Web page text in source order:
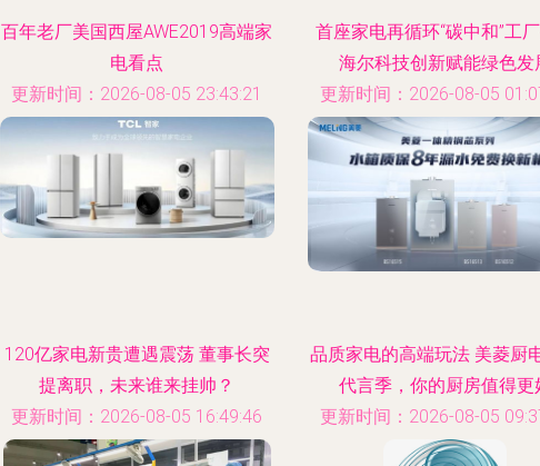
百年老厂美国西屋AWE2019高端家
电看点
更新时间：2026-08-05 23:43:21
首座家电再循环“碳中和”工
海尔科技创新赋能绿色发
更新时间：2026-08-05
120亿家电新贵遭遇震荡 董事长突
提离职，未来谁来挂帅？
更新时间：2026-08-05 16:49:46
品质家电的高端玩法 美菱厨
代言季，你的厨房值得更
更新时间：2026-08-05